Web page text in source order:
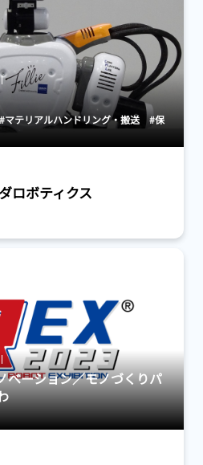
#マテリアルハンドリング・搬送
#保
ロボティクス
ベーション／モノづくりパ